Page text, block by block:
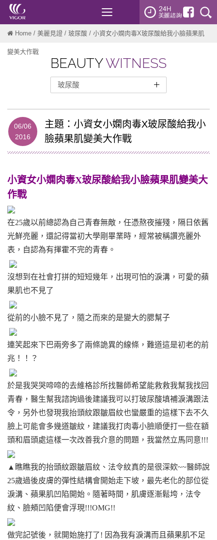
Toggle
navigation
Home / 美麗見證 / 玻尿酸 / 小資女小嫻肉毒X玻尿酸給我小臉蘋果肌
變美大作戰
玻尿酸
醫美微整
肉毒桿菌注射
Radiesse 瑞得喜
洢蓮絲-ELLANSE
靚顏美體
減重門診
BEAUTYWITNESS
06/06
2016
主題：小資女小嫻肉毒X玻尿酸給我小
臉蘋果肌變美大作戰
小資女小嫻肉毒X玻尿酸給我小臉蘋果肌變美大
作戰
在25歲以前總認為自己青春無敵，任憑熬夜摧殘，隔日依舊
光鮮亮麗，還記得當初大學剛畢業時，經常被稱讚亮麗外
表，自認為有揮霍不完的青春。
沒想到在社會打拼的短短幾年，出現可怕的淚溝，可愛的蘋
果肌也不見了
從前的小臉不見了，隨之而來的是變大的腮幫子
連笑起來下巴兩旁多了兩條詭異的線條，難道這是初老的前
兆！！？
於是我哭哭啼啼的去維格診所找醫師希望能救救我幫我找回
青春，醫生幫我諮詢過後建議我可以打玻尿酸填補淚溝跟法
令，另外也發現我抬頭紋跟皺眉紋也蠻嚴重的這樣下去不久
臉上可能會多幾道皺紋，建議我打肉毒小臉順便打一些在額
頭和眉頭處這樣一次改善我介意的問題，我當然立馬同意!!!
▲瞧瞧我的抬頭紋跟皺眉紋、法令紋真的是很深欸~~醫師說
25歲過後皮膚的彈性結構會開始走下坡，最先老化的部位從
淚溝、蘋果肌凹陷開始。隨著時間，肌膚逐漸鬆垮，法令
紋、臉頰凹陷便會浮現!!!OMG!!
做完記號後，就開始施打了! 因為我有淚溝而且蘋果肌不足